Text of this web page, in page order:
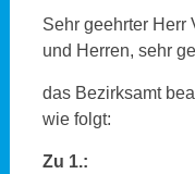
Sehr geehrter Herr
und Herren, sehr
das Bezirksamt
wie folgt:
Zu 1.: